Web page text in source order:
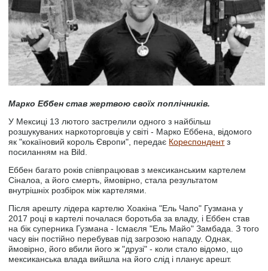
Марко Еббен став жертвою своїх поплічників.
У Мексиці 13 лютого застрелили одного з найбільш
розшукуваних наркоторговців у світі - Марко Еббена, відомого
як "кокаїновий король Європи", передає Кореспондентз
посиланням на Bild.
Еббен багато років співпрацював з мексиканським картелем
Сіналоа, а його смерть, ймовірно, стала результатом
внутрішніх розбірок між картелями.
Після арешту лідера картелю Хоакіна "Ель Чапо" Гузмана у
2017 році в картелі почалася боротьба за владу, і Еббен став
на бік суперника Гузмана - Ісмаєля "Ель Майо" Замбада. З того
часу він постійно перебував під загрозою нападу. Однак,
ймовірно, його вбили його ж "друзі" - коли стало відомо, що
мексиканська влада вийшла на його слід і планує арешт.